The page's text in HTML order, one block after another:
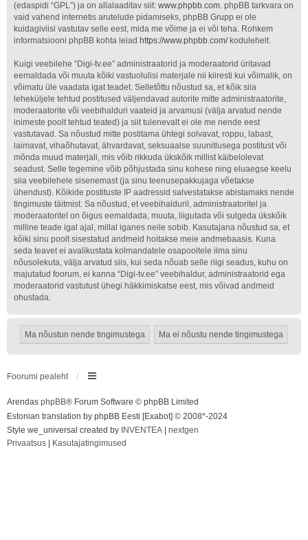
(edaspidi “GPL”) ja on allalaaditav siit: www.phpbb.com. phpBB tarkvara on
vaid vahend internetis arutelude pidamiseks, phpBB Grupp ei ole
kuidagiviisi vastutav selle eest, mida me võime ja ei või teha. Rohkem
informatsiooni phpBB kohta leiad https://www.phpbb.com/kodulehelt.
Kuigi veebilehe “Digi-tv.ee” administraatorid ja moderaatorid üritavad
eemaldada või muuta kõiki vastuolulisi materjale nii kiiresti kui võimalik, on
võimatu üle vaadata igat teadet. Selletõttu nõustud sa, et kõik siia
leheküljele tehtud postitused väljendavad autorite mitte administraatorite,
moderaatorite või veebihalduri vaateid ja arvamusi (välja arvatud nende
inimeste poolt tehtud teated) ja siit tulenevalt ei ole me nende eest
vastutavad. Sa nõustud mitte postitama ühtegi solvavat, roppu, labast,
laimavat, vihaõhutavat, ähvardavat, seksuaalse suunitlusega postitust või
mõnda muud materjali, mis võib rikkuda ükskõik millist käibelolevat
seadust. Selle tegemine võib põhjustada sinu kohese ning eluaegse keelu
siia veebilehele sisenemast (ja sinu teenusepakkujaga võetakse
ühendust). Kõikide postituste IP aadressid salvestatakse abistamaks nende
tingimuste täitmist. Sa nõustud, et veebihalduril, administraatoritel ja
moderaatoritel on õigus eemaldada, muuta, liigutada või sulgeda ükskõik
milline teade igal ajal, millal iganes neile sobib. Kasutajana nõustud sa, et
kõiki sinu poolt sisestatud andmeid hoitakse meie andmebaasis. Kuna
seda teavet ei avalikustata kolmandatele osapooltele ilma sinu
nõusolekuta, välja arvatud siis, kui seda nõuab selle riigi seadus, kuhu on
majutatud foorum, ei kanna “Digi-tv.ee” veebihaldur, administraatorid ega
moderaatorid vastutust ühegi häkkimiskatse eest, mis võivad andmeid
ohustada.
Foorumi pealeht
Arendas phpBB® Forum Software © phpBB Limited
Estonian translation by phpBB Eesti [Exabot] © 2008*-2024
Style we_universal created by INVENTEA
nextgen
Privaatsus
Kasutajatingimused